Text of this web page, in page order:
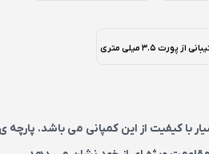
پورت 3.5 میلی متری
دیگر از کیف بسیار با کیفیت از این کمپانی